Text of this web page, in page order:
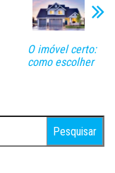
O imóvel certo:
como escolher